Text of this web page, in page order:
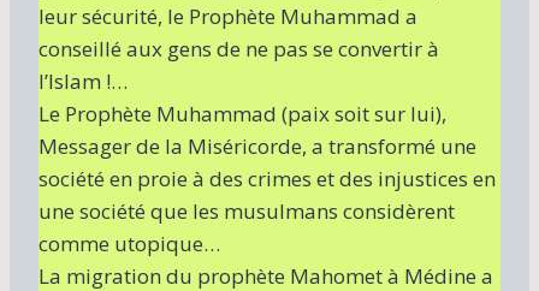
leur sécurité, le Prophète Muhammad a
conseillé aux gens de ne pas se convertir à
l’Islam !…
Le Prophète Muhammad (paix soit sur lui),
Messager de la Miséricorde, a transformé une
société en proie à des crimes et des injustices en
une société que les musulmans considèrent
comme utopique…
La migration du prophète Mahomet à Médine a